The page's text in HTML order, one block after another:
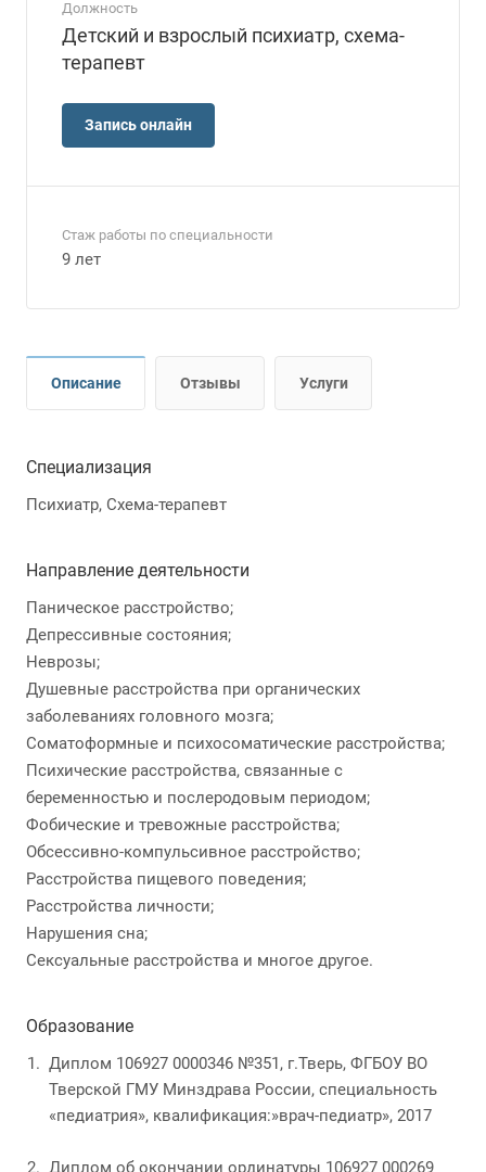
Должность
Детский и взрослый психиатр, схема-
терапевт
Запись онлайн
Стаж работы по специальности
9 лет
Описание Отзывы Услуги
Специализация
Психиатр, Схема-терапевт
Направление деятельности
Паническое расстройство;
Депрессивные состояния;
Неврозы;
Душевные расстройства при органических
заболеваниях головного мозга;
Соматоформные и психосоматические расстройства;
Психические расстройства, связанные с
беременностью и послеродовым периодом;
Фобические и тревожные расстройства;
Обсессивно-компульсивное расстройство;
Расстройства пищевого поведения;
Расстройства личности;
Нарушения сна;
Сексуальные расстройства и многое другое.
Образование
Диплом 106927 0000346 №351, г.Тверь, ФГБОУ ВО
Тверской ГМУ Минздрава России, специальность
«педиатрия», квалификация:»врач-педиатр», 2017
Диплом об окончании ординатуры 106927 000269